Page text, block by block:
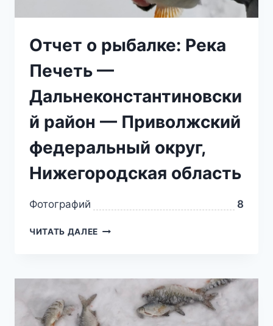
Отчет о рыбалке: Река
Печеть —
Дальнеконстантиновски
й район — Приволжский
федеральный округ,
Нижегородская область
Фотографий 8
ЧИТАТЬ ДАЛЕЕ